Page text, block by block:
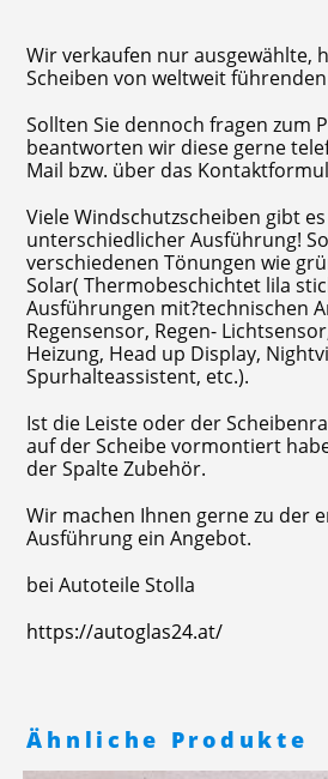
Wir verkaufen nur ausgewählte,
Scheiben von weltweit
Sollten Sie dennoch fragen zum
beantworten wir diese gerne
Mail bzw. über das
Viele Windschutzscheiben gibt
unterschiedlicher Ausführung!
verschiedenen Tönungen wie
Solar( Thermobeschichtet lila
Ausführungen mit?technischen
Regensensor, Regen-
Heizung, Head up Display,
Spurhalteassistent, etc.).
Ist die Leiste oder der
auf der Scheibe vormontiert
der Spalte Zubehör.
Wir machen Ihnen gerne zu der
Ausführung ein Angebot.
bei Autoteile Stolla
https://autoglas24.at/
Ähnliche Produkte